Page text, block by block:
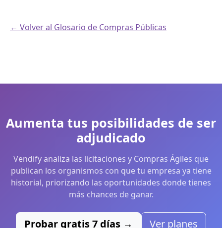
← Volver al Glosario de Compras Públicas
Aumenta tus posibilidades de ser
adjudicado
Vendify analiza las licitaciones y Compras Ágiles que
publican los organismos con que tu empresa ya tiene
historial, priorizando las oportunidades donde tienes
más chances de ganar.
Probar gratis 7 días → Ver planes